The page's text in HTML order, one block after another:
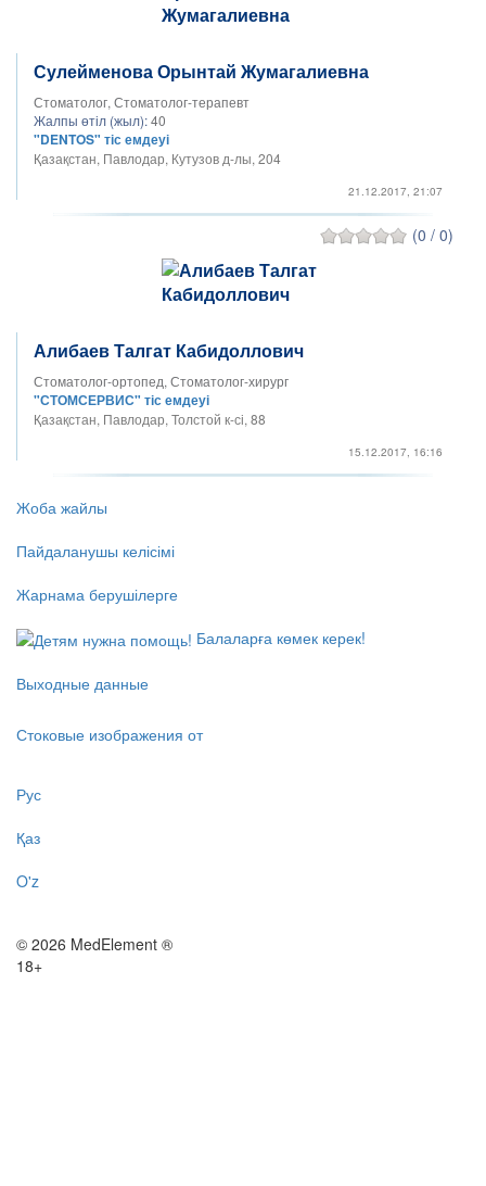
Сулейменова Орынтай Жумагалиевна
Стоматолог, Стоматолог-терапевт
Жалпы өтіл (жыл):40
"DENTOS" тіс емдеуі
Қазақстан, Павлодар, Кутузов д-лы, 204
21.12.2017, 21:07
(0 / 0)
Алибаев Талгат Кабидоллович
Стоматолог-ортопед, Стоматолог-хирург
"СТОМСЕРВИС" тіс емдеуі
Қазақстан, Павлодар, Толстой к-сі, 88
15.12.2017, 16:16
Жоба жайлы
Пайдаланушы келісімі
Жарнама берушілерге
Балаларға көмек керек!
Выходные данные
Стоковые изображения от
Рус
Қаз
O'z
© 2026 MedElement ®
18+